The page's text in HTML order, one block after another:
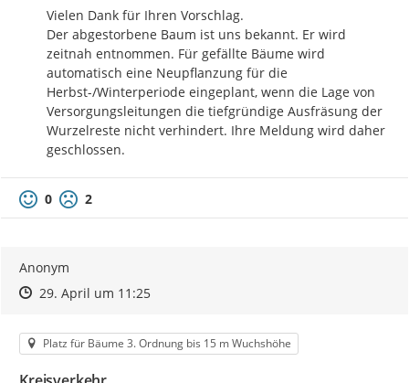
Vielen Dank für Ihren Vorschlag.
Der abgestorbene Baum ist uns bekannt. Er wird
zeitnah entnommen. Für gefällte Bäume wird
automatisch eine Neupflanzung für die
Herbst-/Winterperiode eingeplant, wenn die Lage von
Versorgungsleitungen die tiefgründige Ausfräsung der
Wurzelreste nicht verhindert. Ihre Meldung wird daher
geschlossen.
0 2
Anonym
Zeitpunkt des Erstellens
Zeitpunkt des Erstellens
29. April um 11:25Zur Äußerung
Kategorie
Platz für Bäume 3. Ordnung bis 15 m Wuchshöhe